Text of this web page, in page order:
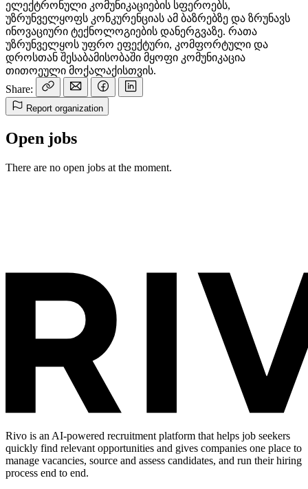
ელექტრონული კომუნიკაციების სფეროებს,
უზრუნველყოფს კონკურენციას ამ ბაზრებზე და ზრუნავს
ინოვაციური ტექნოლოგიების დანერგვაზე. რათა
უზრუნველყოს უფრო ეფექტური, კომფორტული და
დროსთან შესაბამისობაში მყოფი კომუნიკაცია
თითოეული მოქალაქისთვის.
Share:
Report organization
Open jobs
There are no open jobs at the moment.
Rivo is an AI-powered recruitment platform that helps job seekers
quickly find relevant opportunities and gives companies one place to
manage vacancies, source and assess candidates, and run their hiring
process end to end.